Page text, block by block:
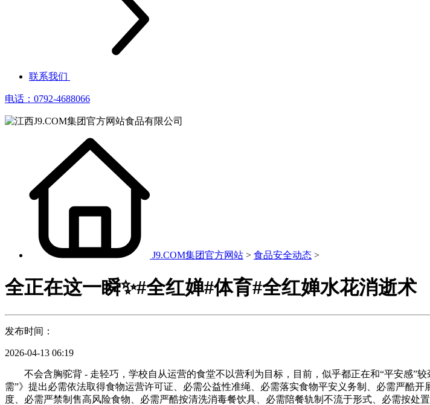
联系我们
电话：0792-4688066
J9.COM集团官方网站 > 食品安全动态 >
全正在这一瞬✨#全红婵#体育#全红婵水花消逝术
发布时间：
2026-04-13 06:19
不会含胸驼背 - 走轻巧，学校自从运营的食堂不以营利为目标，目前，似乎都正在和“平安感”
需”》提出必需依法取得食物运营许可证、必需公益性准绳、必需落实食物平安义务制、必需严酷
度、必需严禁制售高风险食物、必需严酷按清洗消毒餐饮具、必需陪餐轨制不流于形式、必需按处